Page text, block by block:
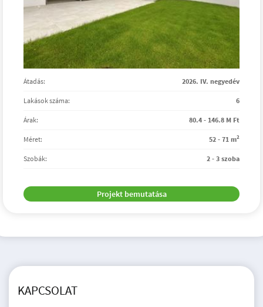
Átadás: 2026. IV. negyedév
Lakások száma: 6
Árak: 80.4 - 146.8 M Ft
Méret: 52 - 71 m2
Szobák: 2 - 3 szoba
Projekt bemutatása
KAPCSOLAT